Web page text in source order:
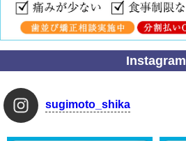
Instagram
sugimoto_shika